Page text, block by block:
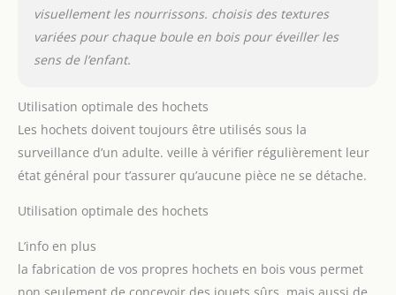
visuellement les nourrissons. choisis des textures
variées pour chaque boule en bois pour éveiller les
sens de l’enfant.
Utilisation optimale des hochets
Les hochets doivent toujours être utilisés sous la
surveillance d’un adulte. veille à vérifier régulièrement leur
état général pour t’assurer qu’aucune pièce ne se détache.
Utilisation optimale des hochets
L’info en plus
la fabrication de vos propres hochets en bois vous permet
non seulement de concevoir des jouets sûrs, mais aussi de